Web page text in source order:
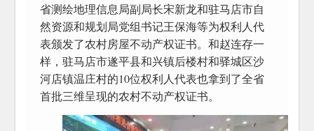
省测绘地理信息局副局长宋新龙和驻马店市自
然资源和规划局党组书记王保海等为权利人代
表颁发了农村房屋不动产权证书。和赵连存一
样，驻马店市遂平县和兴镇后楼村和驿城区沙
河店镇温庄村的10位权利人代表也拿到了全省
首批三维呈现的农村不动产权证书。